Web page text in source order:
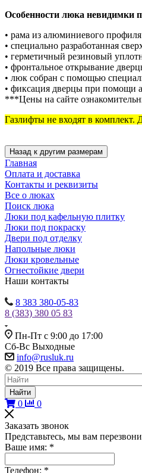
Особенности люка невидимки
• рама из алюминиевого
• специально разработанная
• герметичный резиновый
• фронтальное открывание
• люк собран с помощью
• фиксация дверцы при помощи
***Цены на сайте
Газлифты не входят в
Главная
Оплата и доставка
Контакты и реквизиты
Все о люках
Поиск люка
Люки под кафельную плитку
Люки под покраску
Двери под отделку
Напольные люки
Люки кровельные
Огнестойкие двери
Наши контакты
8 383 380-05-83
8 (383) 380 05 83
Пн-Пт с 9:00 до 17:00
Сб-Вс Выходные
info@rusluk.ru
© 2019 Все права защищены.
Найти
0 0
Заказать звонок
Представьтесь, мы вам
Ваше имя: *
Телефон: *